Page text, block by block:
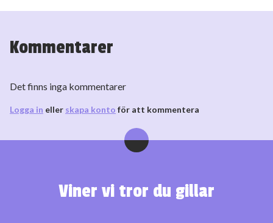
Kommentarer
Det finns inga kommentarer
Logga in eller skapa konto för att kommentera
Viner vi tror du gillar